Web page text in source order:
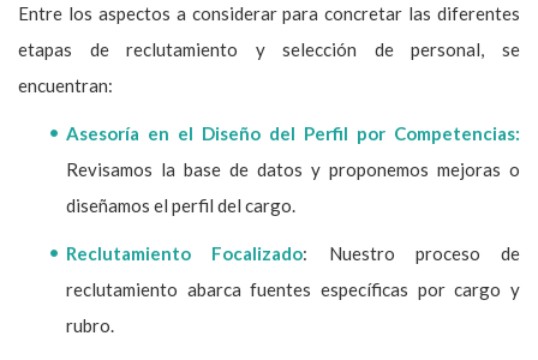
Entre los aspectos a considerar para concretar las diferentes
etapas de reclutamiento y selección de personal, se
encuentran:
Asesoría en el Diseño del Perfil por Competencias:
Revisamos la base de datos y proponemos mejoras o
diseñamos el perfil del cargo.
Reclutamiento Focalizado: Nuestro proceso de
reclutamiento abarca fuentes específicas por cargo y
rubro.